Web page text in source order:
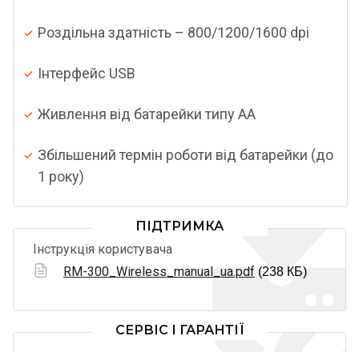
Роздільна здатність – 800/1200/1600 dpi
Інтерфейс USB
Живлення від батарейки типу AА
Збільшений термін роботи від батарейки (до
1 року)
ПІДТРИМКА
Інструкція користувача
RM-300_Wireless_manual_ua.pdf (238 КБ)
СЕРВІС І ГАРАНТІЇ